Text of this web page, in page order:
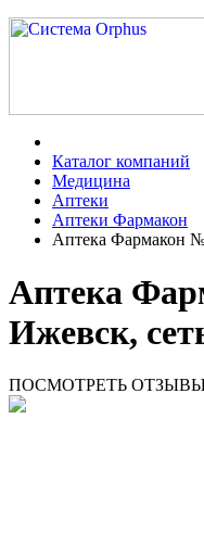
Каталог компаний
Медицина
Аптеки
Аптеки Фармакон
Аптека Фармакон
Аптека
Ижевск,
ПОСМОТРЕТЬ